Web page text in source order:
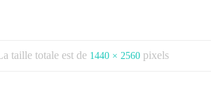
taille totale est de 1440 × 2560 pixels